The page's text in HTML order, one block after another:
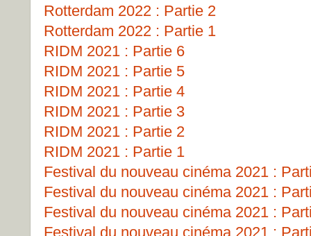
Rotterdam 2022 : Partie 2
Rotterdam 2022 : Partie 1
RIDM 2021 : Partie 6
RIDM 2021 : Partie 5
RIDM 2021 : Partie 4
RIDM 2021 : Partie 3
RIDM 2021 : Partie 2
RIDM 2021 : Partie 1
Festival du nouveau cinéma 2021 :
Festival du nouveau cinéma 2021 :
Festival du nouveau cinéma 2021 :
Festival du nouveau cinéma 2021 :